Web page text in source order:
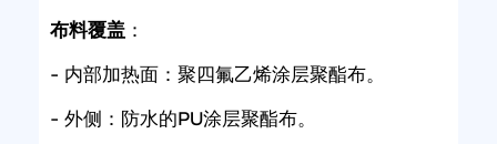
布料覆盖：
- 内部加热面：聚四氟乙烯涂层聚酯布。
- 外侧：防水的PU涂层聚酯布。